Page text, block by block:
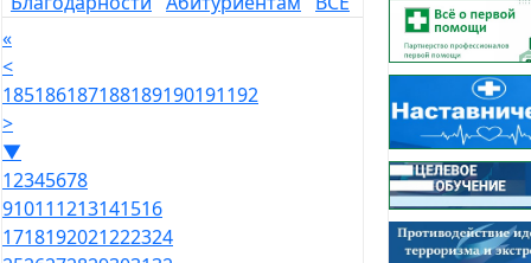
«
<
185186187188189190191192
>
▼
12345678
910111213141516
1718192021222324